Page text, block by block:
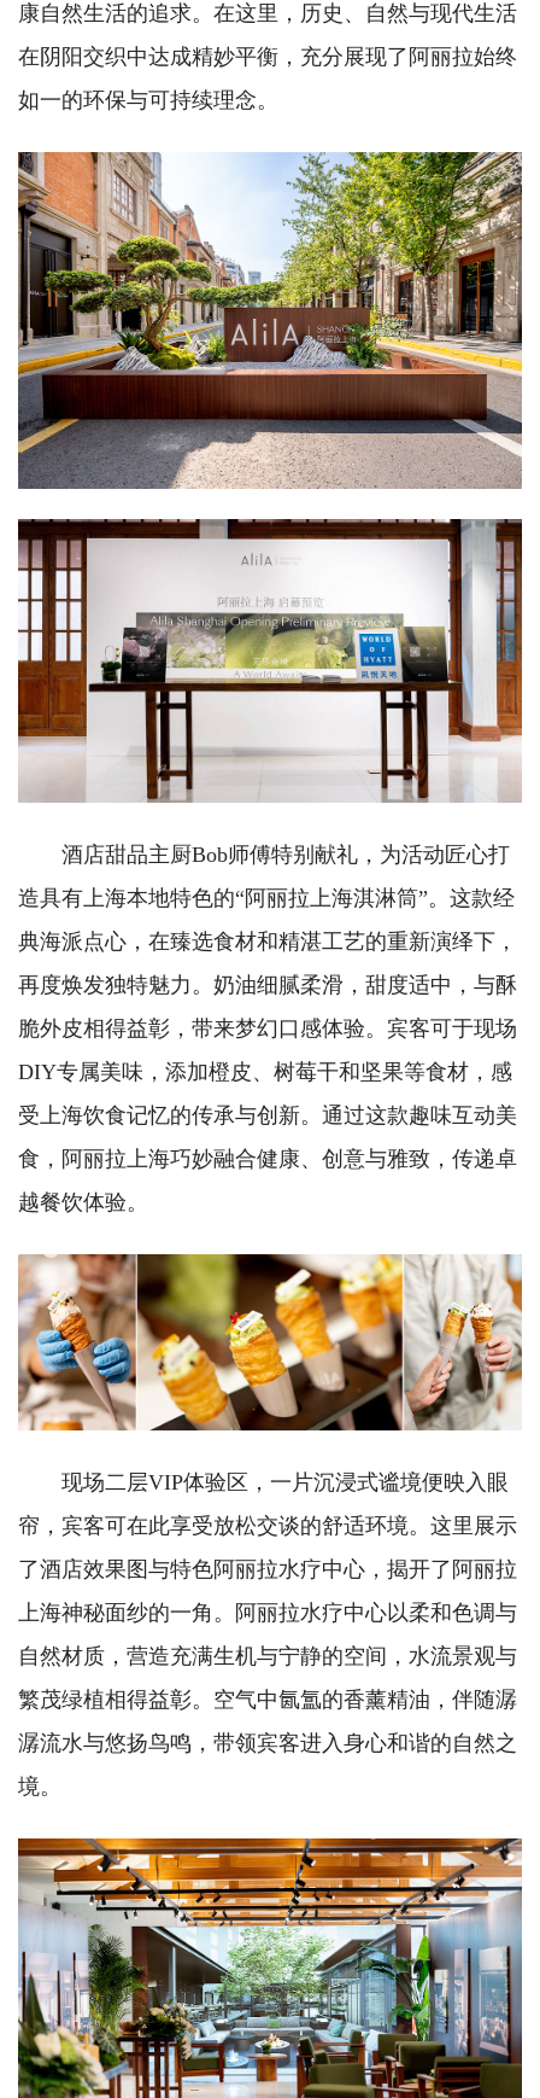
康自然生活的追求。在这里，历史、自然与现代生活
在阴阳交织中达成精妙平衡，充分展现了阿丽拉始终
如一的环保与可持续理念。
酒店甜品主厨Bob师傅特别献礼，为活动匠心打
造具有上海本地特色的“阿丽拉上海淇淋筒”。这款经
典海派点心，在臻选食材和精湛工艺的重新演绎下，
再度焕发独特魅力。奶油细腻柔滑，甜度适中，与酥
脆外皮相得益彰，带来梦幻口感体验。宾客可于现场
DIY专属美味，添加橙皮、树莓干和坚果等食材，感
受上海饮食记忆的传承与创新。通过这款趣味互动美
食，阿丽拉上海巧妙融合健康、创意与雅致，传递卓
越餐饮体验。
现场二层VIP体验区，一片沉浸式谧境便映入眼
帘，宾客可在此享受放松交谈的舒适环境。这里展示
了酒店效果图与特色阿丽拉水疗中心，揭开了阿丽拉
上海神秘面纱的一角。阿丽拉水疗中心以柔和色调与
自然材质，营造充满生机与宁静的空间，水流景观与
繁茂绿植相得益彰。空气中氤氲的香薰精油，伴随潺
潺流水与悠扬鸟鸣，带领宾客进入身心和谐的自然之
境。